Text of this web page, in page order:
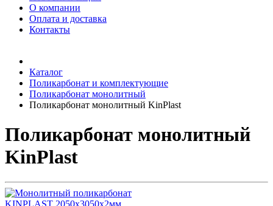
О компании
Оплата и доставка
Контакты
Каталог
Поликарбонат и комплектующие
Поликарбонат монолитный
Поликарбонат монолитный KinPlast
Поликарбонат монолитный
KinPlast